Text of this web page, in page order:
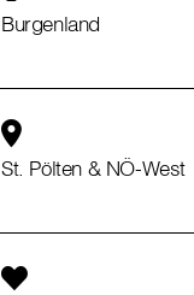
Burgenland
St. Pölten & NÖ-West